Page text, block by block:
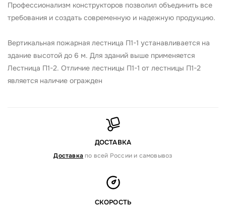
Профессионализм конструкторов позволил объединить все
требования и создать современную и надежную продукцию.
Вертикальная пожарная лестница П1-1 устанавливается на
здание высотой до 6 м. Для зданий выше применяется
Лестница П1-2. Отличие лестницы П1-1 от лестницы П1-2
является наличие огражден
ДОСТАВКА
Доставка по всей России и самовывоз
СКОРОСТЬ